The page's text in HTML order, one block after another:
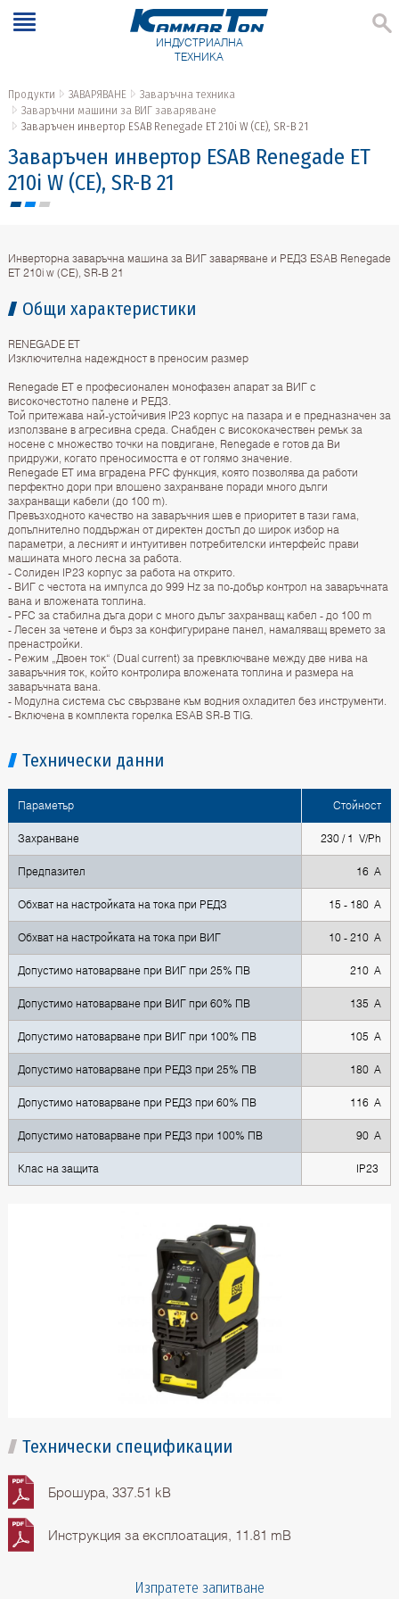
ИНДУСТРИАЛНА
ТЕХНИКА
Продукти ЗАВАРЯВАНЕ
Заваръчна техника
Заваръчни машини за ВИГ заваряване
Заваръчен инвертор ESAB Renegade EТ 210i W (CE), SR-B 21
Заваръчен инвертор ESAB Renegade EТ
210i W (CE), SR-B 21
Инверторна заваръчна машина за ВИГ заваряване и РЕДЗ ESAB Renegade
EТ 210i w (CE), SR-B 21
Общи характеристики
RENEGADE ET
Изключителна надеждност в преносим размер
Renegade ET е професионален монофазен апарат за ВИГ с
високочестотно палене и РЕДЗ.
Той притежава най-устойчивия IP23 корпус на пазара и е предназначен за
използване в агресивна среда. Снабден с висококачествен ремък за
носене с множество точки на повдигане, Renegade е готов да Ви
придружи, когато преносимостта е от голямо значение.
Renegade ET има вградена PFC функция, която позволява да работи
перфектно дори при влошено захранване поради много дълги
захранващи кабели (до 100 m).
Превъзходното качество на заваръчния шев е приоритет в тази гама,
допълнително поддържан от директен достъп до широк избор на
параметри, а лесният и интуитивен потребителски интерфейс прави
машината много лесна за работа.
- Солиден IP23 корпус за работа на открито.
- ВИГ с честота на импулса до 999 Hz за по-добър контрол на заваръчната
вана и вложената топлина.
- PFC за стабилна дъга дори с много дълъг захранващ кабел - до 100 m
- Лесен за четене и бърз за конфигуриране панел, намаляващ времето за
пренастройки.
- Режим „Двоен ток“ (Dual current) за превключване между две нива на
заваръчния ток, който контролира вложената топлина и размера на
заваръчната вана.
- Модулна система със свързване към водния охладител без инструменти.
- Включена в комплекта горелка ESAB SR-B TIG.
Технически данни
Параметър Стойност
Захранване 230 / 1 V/Ph
Предпазител 16 A
Обхват на настройката на тока при РЕДЗ 15 - 180 A
Обхват на настройката на тока при ВИГ 10 - 210 A
Допустимо натоварване при ВИГ при 25% ПВ 210 A
Допустимо натоварване при ВИГ при 60% ПВ 135 A
Допустимо натоварване при ВИГ при 100% ПВ 105 A
Допустимо натоварване при РЕДЗ при 25% ПВ 180 A
Допустимо натоварване при РЕДЗ при 60% ПВ 116 A
Допустимо натоварване при РЕДЗ при 100% ПВ 90 A
Клас на защита IP23
Технически спецификации
Брошура, 337.51 kB
Инструкция за експлоатация, 11.81 mB
Изпратете запитване